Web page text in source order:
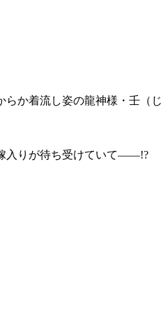
か着流し姿の龍神様・壬（じ
入りが待ち受けていて――!?